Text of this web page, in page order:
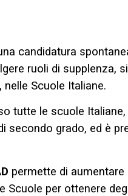
candidatura
ruoli di supplenza,
Scuole Italiane.
tutte le scuole
secondo grado, ed è
permette di
Scuole per ottenere